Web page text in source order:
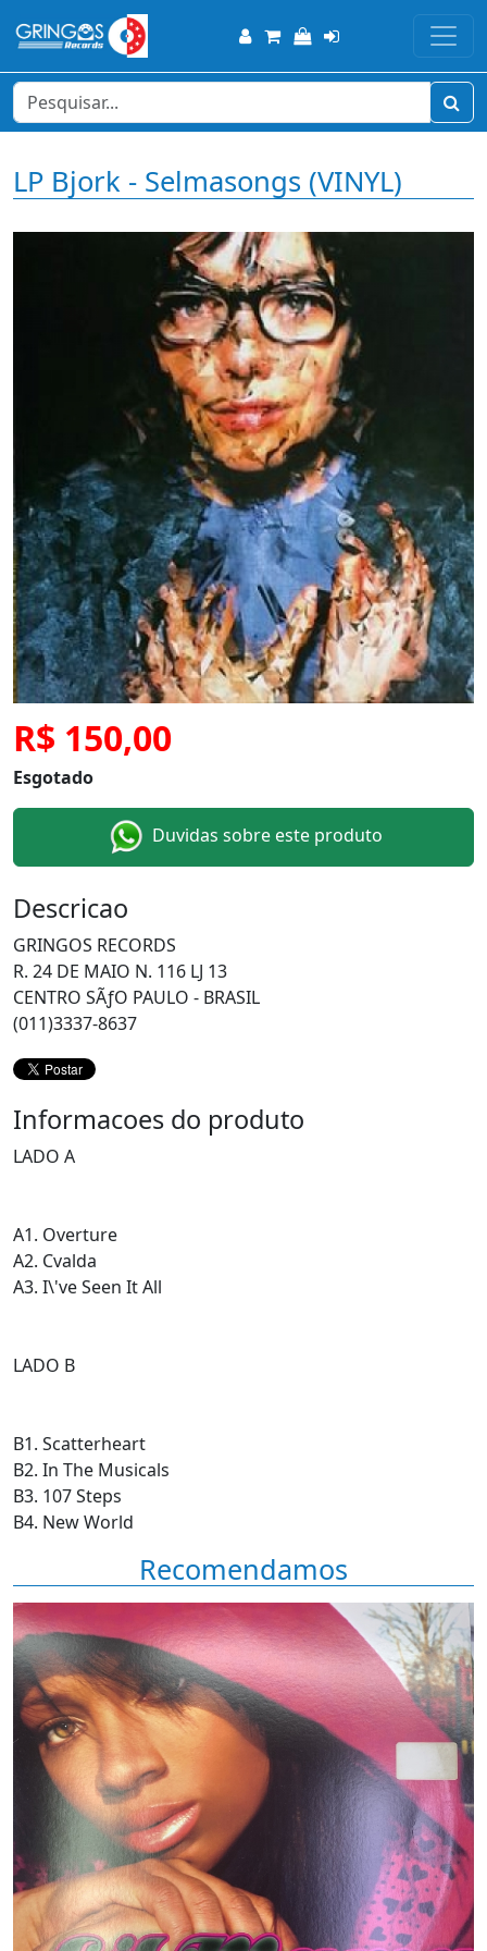
LP Bjork - Selmasongs (VINYL)
R$ 150,00
Esgotado
Duvidas sobre este produto
Descricao
GRINGOS RECORDS
R. 24 DE MAIO N. 116 LJ 13
CENTRO SÃƒO PAULO - BRASIL
(011)3337-8637
Informacoes do produto
LADO A
A1. Overture
A2. Cvalda
A3. I\'ve Seen It All
LADO B
B1. Scatterheart
B2. In The Musicals
B3. 107 Steps
B4. New World
Recomendamos